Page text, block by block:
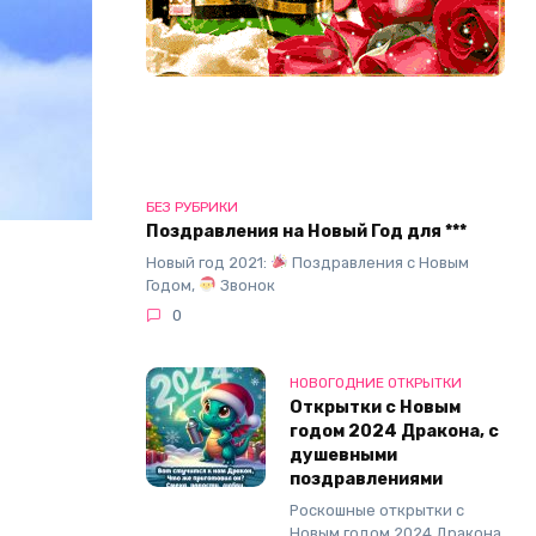
БЕЗ РУБРИКИ
Поздравления на Новый Год для ***
Новый год 2021:
Поздравления с Новым
Годом,
Звонок
0
НОВОГОДНИЕ ОТКРЫТКИ
Открытки с Новым
годом 2024 Дракона, с
душевными
поздравлениями
Роскошные открытки с